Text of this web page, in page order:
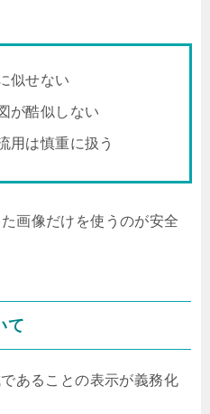
似せない
が酷似しない
用は慎重に扱う
画像だけを使うのが安全
て
あることの表示が義務化